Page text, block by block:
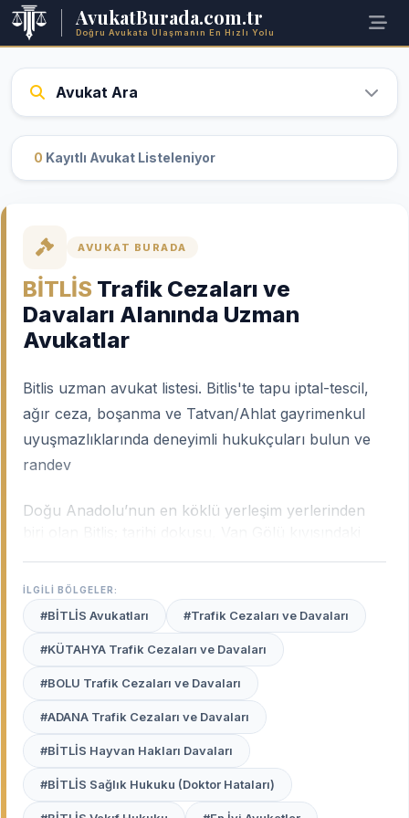
AvukatBurada.com.tr
Doğru Avukata Ulaşmanın En Hızlı Yolu
Avukat Ara
0 Kayıtlı Avukat Listeleniyor
AVUKAT BURADA
BİTLİS Trafik Cezaları ve
Davaları Alanında Uzman
Avukatlar
Bitlis uzman avukat listesi. Bitlis'te tapu iptal-tescil,
ağır ceza, boşanma ve Tatvan/Ahlat gayrimenkul
uyuşmazlıklarında deneyimli hukukçuları bulun ve
randev
Doğu Anadolu’nun en köklü yerleşim yerlerinden
Bitlis’in dokusu; özellikle miras kalan arazilerin
paylaşımından ceza yargılamalarına, aile
hukukundan ticari alacaklara kadar geniş bir
yelpazede yerel tecrübe gerektirir.Bitlis uzman
avukatları, şehrin bu karakteristik yapısını, yerel
yönetim pratiklerini ve Bitlis ile Tatvan
Adliyeleri’ndeki işleyişi en iyi bilen profesyonellerdir.
Avukat Burada
platformu, Bitlis merkez ve
ilçelerinde (Tatvan, Ahlat, Güroymak vb.) haklarınızı
sarsılmaz bir kararlılıkla savunacak, güvenilir ve
İLGİLİ BÖLGELER:
#BİTLİS Avukatları #Trafik Cezaları ve Davaları
#KÜTAHYA Trafik Cezaları ve Davaları
#BOLU Trafik Cezaları ve Davaları
#ADANA Trafik Cezaları ve Davaları
#BİTLİS Hayvan Hakları Davaları
#BİTLİS Sağlık Hukuku (Doktor Hataları)